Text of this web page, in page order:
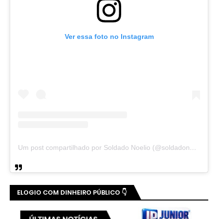
Ver essa foto no Instagram
Um post compartilhado por Soldado Noelio (@soldadonoelio)
ELOGIO COM DINHEIRO PÚBLICO 👇